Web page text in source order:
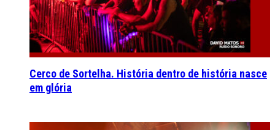
Cerco de Sortelha. História dentro de história nasce
em glória